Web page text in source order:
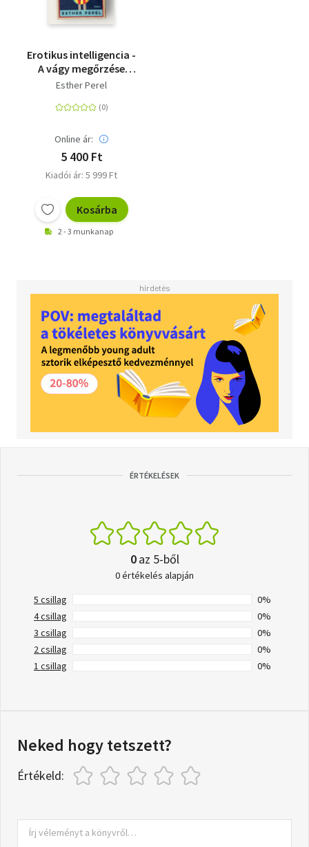
Erotikus intelligencia -
A vágy megőrzése
tartós
Esther Perel
Online ár:
5 400 Ft
Kiadói ár: 5 999 Ft
Kosárba
2 - 3 munkanap
ÉRTÉKELÉSEK
0az 5-ből
0 értékelés alapján
5 csillag
0%
4 csillag
0%
3 csillag
0%
2 csillag
0%
1 csillag
0%
Neked hogy tetszett?
Értékeld: